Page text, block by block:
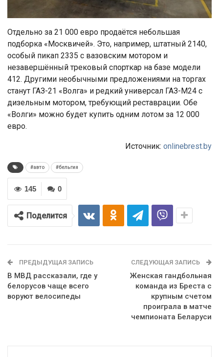
Отдельно за 21 000 евро продаётся небольшая
подборка «Москвичей». Это, например, штатный 2140,
особый пикап 2335 с вазовским мотором и
незавершённый трековый спорткар на базе модели
412. Другими необычными предложениями на торгах
станут ГАЗ-21 «Волга» и редкий универсал ГАЗ-М24 с
дизельным мотором, требующий реставрации. Обе
«Волги» можно будет купить одним лотом за 12 000
евро.
Источник: onlinebrest.by
#авто #бельгия
0
145
Поделится
ПРЕДЫДУЩАЯ ЗАПИСЬ
В МВД рассказали, где у
белорусов чаще всего
воруют велосипеды
СЛЕДУЮЩАЯ ЗАПИСЬ
Женская гандбольная
команда из Бреста с
крупным счетом
проиграла в матче
чемпионата Беларуси